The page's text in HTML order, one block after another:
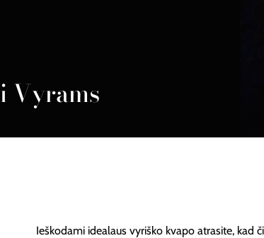
Vyrams
Ieškodami idealaus vyriško kvapo atrasite, kad